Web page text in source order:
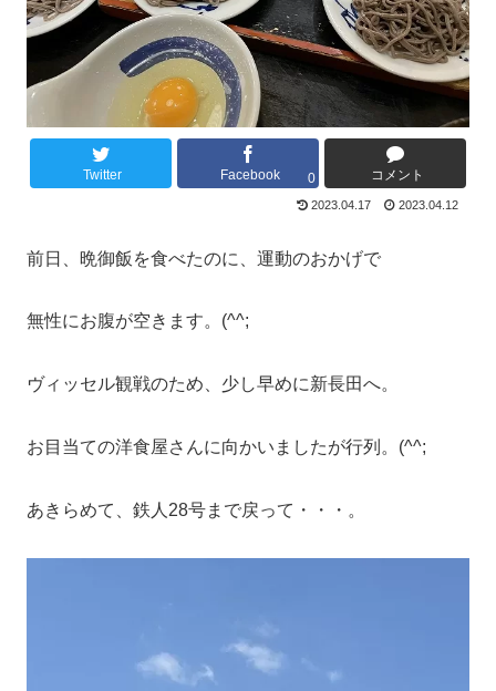
Twitter Facebook 0 コメント
2023.04.17 2023.04.12
前日、晩御飯を食べたのに、運動のおかげで
無性にお腹が空きます。(^^;
ヴィッセル観戦のため、少し早めに新長田へ。
お目当ての洋食屋さんに向かいましたが行列。(^^;
あきらめて、鉄人28号まで戻って・・・。